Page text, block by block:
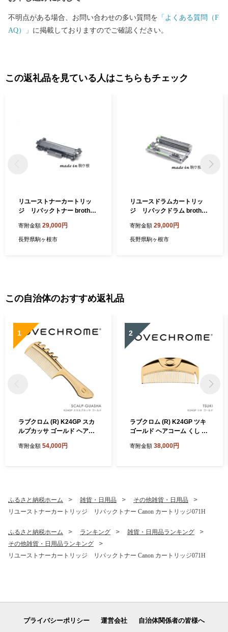
不明点がある場合、お問い合わせの多い質問を 「よくある質問（F
AQ）」 に掲載しておりますのでご確認ください。
この返礼品を見ている人はこちらもチェック
リユーストナーカートリッ
ジ リパックトナー brother
寄附金額 29,000円
長野県駒ヶ根市
リユースドラムカートリッ
ジ リパックドラム brother
寄附金額 29,000円
長野県駒ヶ根市
この自治体のおすすめ返礼品
1
ラブクロム (R) K24GP スカ
ルプカッサ ゴールド ヘアコ
ECHROME さらつや ヘアケ
寄附金額 54,000円
2
ラブクロム (R) K24GP ツキ
ゴールド ヘアコーム くし コ
や ヘアケア 駒ヶ根市
寄附金額 38,000円
ふるさと納税ホーム 雑貨・日用品
その他雑貨・日用品
リユーストナーカートリッジ リパックトナー Canon カートリッジ071H
ふるさと納税ホーム ランキング
雑貨・日用品ランキング
その他雑貨・日用品ランキング
リユーストナーカートリッジ リパックトナー Canon カートリッジ071H
プライバシーポリシー 運営会社 自治体関係者の皆様へ